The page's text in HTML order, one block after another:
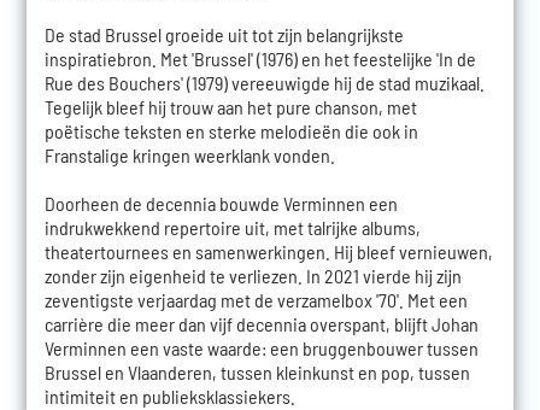
De stad Brussel groeide uit tot zijn belangrijkste
inspiratiebron. Met 'Brussel' (1976) en het feestelijke 'In de
Rue des Bouchers' (1979) vereeuwigde hij de stad muzikaal.
Tegelijk bleef hij trouw aan het pure chanson, met
poëtische teksten en sterke melodieën die ook in
Franstalige kringen weerklank vonden.
Doorheen de decennia bouwde Verminnen een
indrukwekkend repertoire uit, met talrijke albums,
theatertournees en samenwerkingen. Hij bleef vernieuwen,
zonder zijn eigenheid te verliezen. In 2021 vierde hij zijn
zeventigste verjaardag met de verzamelbox '70'. Met een
carrière die meer dan vijf decennia overspant, blijft Johan
Verminnen een vaste waarde: een bruggenbouwer tussen
Brussel en Vlaanderen, tussen kleinkunst en pop, tussen
intimiteit en publieksklassiekers.